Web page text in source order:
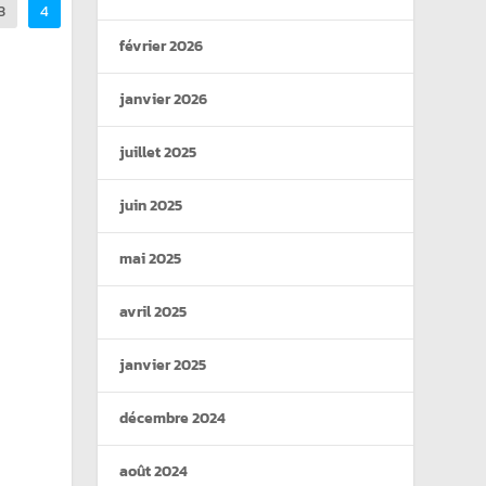
4
février 2026
janvier 2026
juillet 2025
juin 2025
mai 2025
avril 2025
janvier 2025
décembre 2024
août 2024